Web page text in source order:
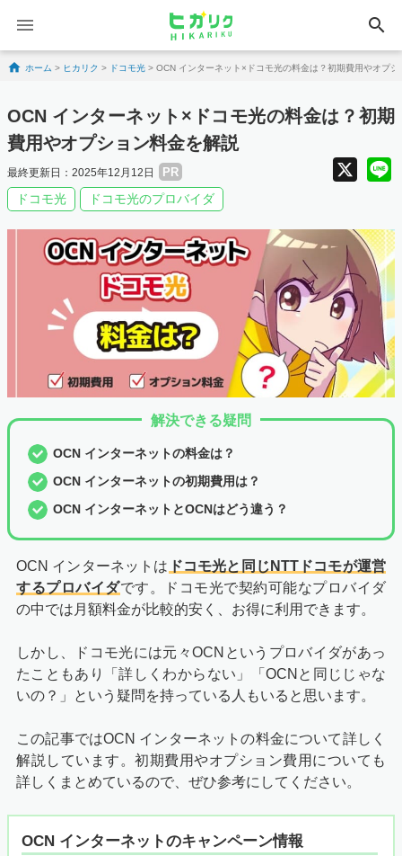
search
Skip to content
ホーム > ヒカリク > ドコモ光 > OCN インターネット×ドコモ光の料金は？初期費用やオプシ
OCN インターネット×ドコモ光の料金は？初期
費用やオプション料金を解説
最終更新日：2025年12月12日 PR X
ドコモ光 ドコモ光のプロバイダ
解決できる疑問
OCN インターネットの料金は？
OCN インターネットの初期費用は？
OCN インターネットとOCNはどう違う？
OCN インターネットは ドコモ光と同じNTTドコモが運営
するプロバイダです。ドコモ光で契約可能なプロバイダ
の中では月額料金が比較的安く、お得に利用できます。
しかし、ドコモ光には元々OCNというプロバイダがあっ
たこともあり「詳しくわからない」「OCNと同じじゃな
いの？」という疑問を持っている人もいると思います。
この記事ではOCN インターネットの料金について詳しく
解説しています。初期費用やオプション費用についても
詳しくまとめているので、ぜひ参考にしてください。
OCN インターネットのキャンペーン情報